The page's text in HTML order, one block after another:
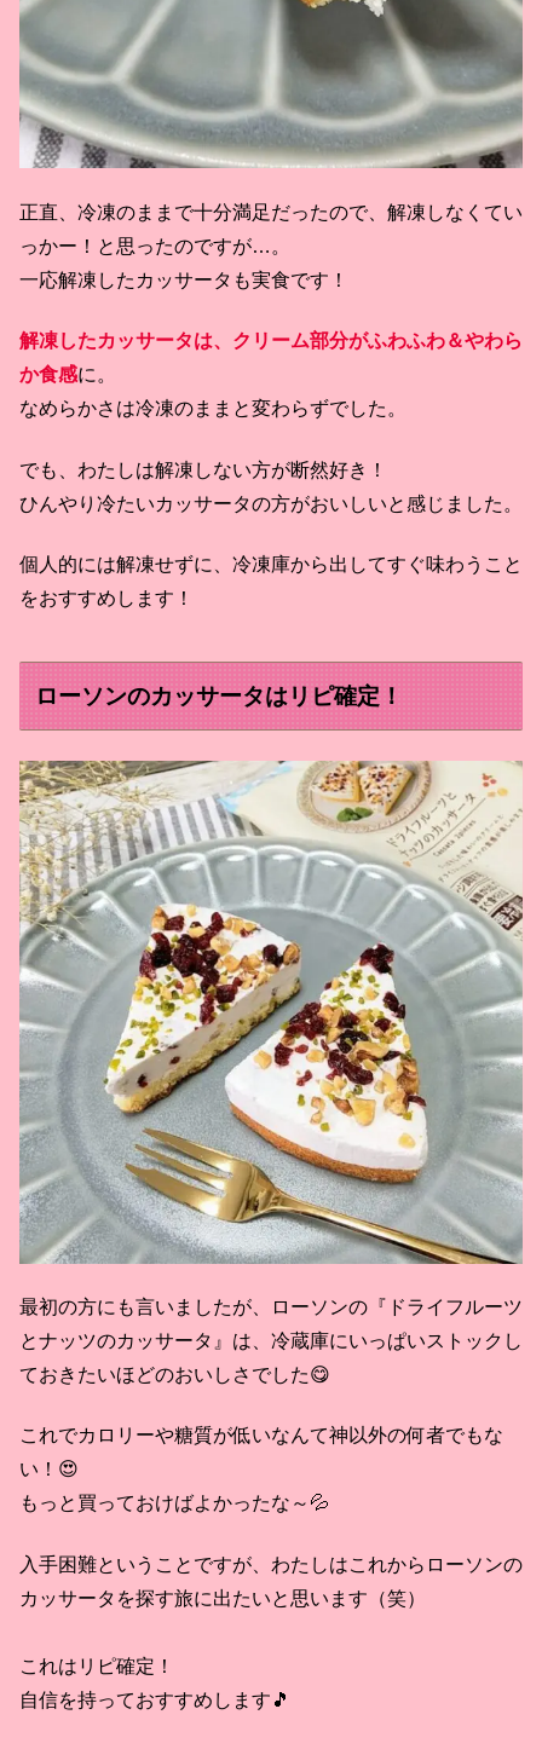
正直、冷凍のままで十分満足だったので、解凍しなくてい
っかー！と思ったのですが…。
一応解凍したカッサータも実食です！
解凍したカッサータは、クリーム部分がふわふわ＆やわら
か食感に。
なめらかさは冷凍のままと変わらずでした。
でも、わたしは解凍しない方が断然好き！
ひんやり冷たいカッサータの方がおいしいと感じました。
個人的には解凍せずに、冷凍庫から出してすぐ味わうこと
をおすすめします！
ローソンのカッサータはリピ確定！
最初の方にも言いましたが、ローソンの『ドライフルーツ
とナッツのカッサータ』は、冷蔵庫にいっぱいストックし
ておきたいほどのおいしさでした😋
これでカロリーや糖質が低いなんて神以外の何者でもな
い！😍
もっと買っておけばよかったな～💦
入手困難ということですが、わたしはこれからローソンの
カッサータを探す旅に出たいと思います（笑）
これはリピ確定！
自信を持っておすすめします🎵